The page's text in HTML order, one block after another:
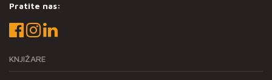
Pratite nas:
KNJIŽARE